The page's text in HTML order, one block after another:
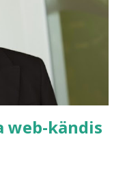
Så bra. Lillskiten
hos sin
var tacksam...
web-kändis